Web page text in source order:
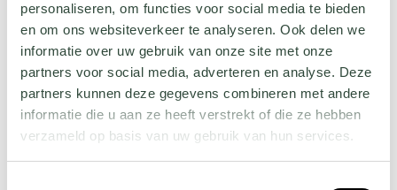
personaliseren, om functies voor social media te bieden
en om ons websiteverkeer te analyseren. Ook delen we
informatie over uw gebruik van onze site met onze
partners voor social media, adverteren en analyse. Deze
partners kunnen deze gegevens combineren met andere
informatie die u aan ze heeft verstrekt of die ze hebben
verzameld op basis van uw gebruik van hun services.